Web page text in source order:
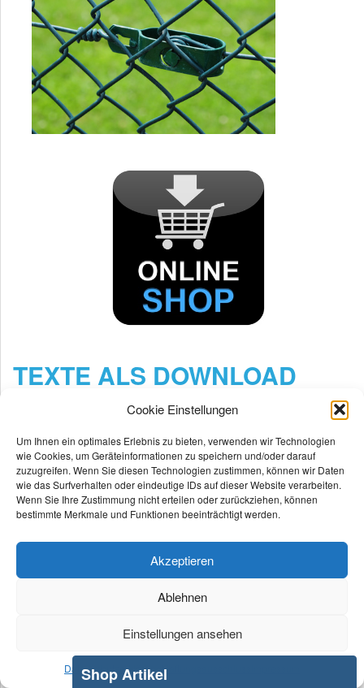
Cookie Einstellungen
Um Ihnen ein optimales Erlebnis zu bieten, verwenden wir Technologien
wie Cookies, um Geräteinformationen zu speichern und/oder darauf
zuzugreifen. Wenn Sie diesen Technologien zustimmen, können wir Daten
wie das Surfverhalten oder eindeutige IDs auf dieser Website verarbeiten.
Wenn Sie Ihre Zustimmung nicht erteilen oder zurückziehen, können
bestimmte Merkmale und Funktionen beeinträchtigt werden.
Akzeptieren
Ablehnen
Einstellungen ansehen
Datenschutzerklärung Haftungsausschluss
TEXTE ALS DOWNLOAD
HIER GEHT ES ZUM SHOP:
Shop Artikel